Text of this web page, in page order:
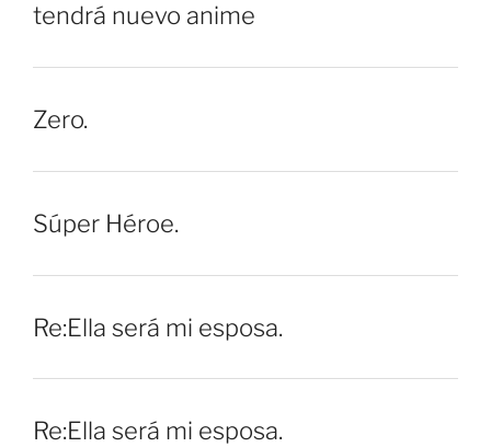
tendrá nuevo anime
Zero.
Súper Héroe.
Re:Ella será mi esposa.
Re:Ella será mi esposa.